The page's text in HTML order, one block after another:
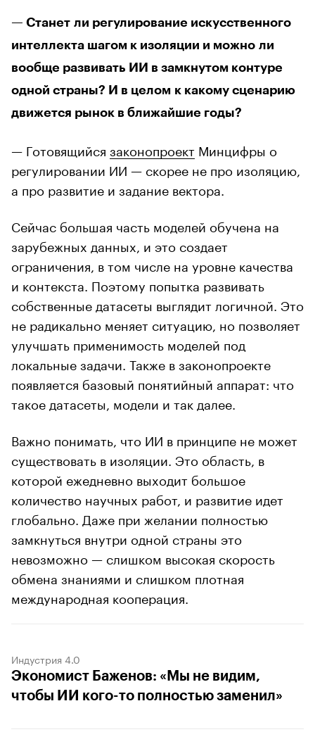
— Станет ли регулирование искусственного
интеллекта шагом к изоляции и можно ли
вообще развивать ИИ в замкнутом контуре
одной страны? И в целом к какому сценарию
движется рынок в ближайшие годы?
— Готовящийся законопроект Минцифры о
регулировании ИИ — скорее не про изоляцию,
а про развитие и задание вектора.
Сейчас большая часть моделей обучена на
зарубежных данных, и это создает
ограничения, в том числе на уровне качества
и контекста. Поэтому попытка развивать
собственные датасеты выглядит логичной. Это
не радикально меняет ситуацию, но позволяет
улучшать применимость моделей под
локальные задачи. Также в законопроекте
появляется базовый понятийный аппарат: что
такое датасеты, модели и так далее.
Важно понимать, что ИИ в принципе не может
существовать в изоляции. Это область, в
которой ежедневно выходит большое
количество научных работ, и развитие идет
глобально. Даже при желании полностью
замкнуться внутри одной страны это
невозможно — слишком высокая скорость
обмена знаниями и слишком плотная
международная кооперация.
Индустрия 4.0
Экономист Баженов: «Мы не видим,
чтобы ИИ кого-то полностью заменил»